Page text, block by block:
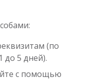
(по
до 5 дней).
с помощью